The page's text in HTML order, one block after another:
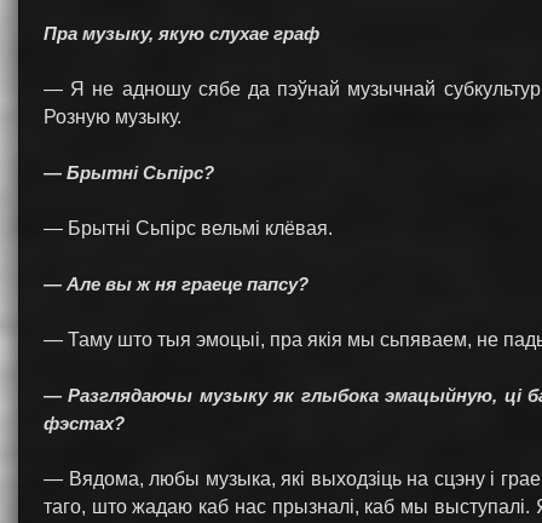
Пра музыку, якую слухае граф
— Я не адношу сябе да пэўнай музычнай
Розную музыку.
— Брытні Сьпірс?
— Брытні Сьпірс вельмі клёвая.
— Але вы ж ня граеце папсу?
— Таму што тыя эмоцыі, пра якія мы сьпяваем, не
— Разглядаючы музыку як глыбока эмацыйную, ці
фэстах?
— Вядома, любы музыка, які выходзіць на сцэну і
таго, што жадаю каб нас прызналі, каб мы выступалі.